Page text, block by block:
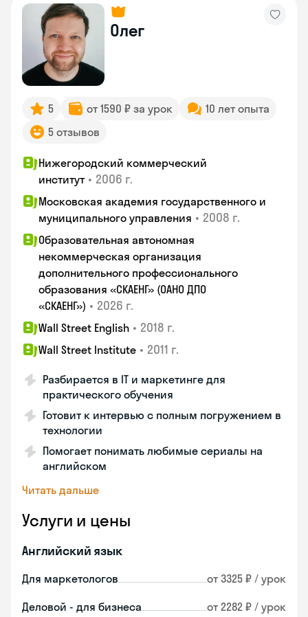
Олег
5 от 1590 ₽ за урок
10 лет опыта
5 отзывов
Нижегородский коммерческий
институт • 2006 г.
Московская академия государственного и
муниципального управления • 2008 г.
Образовательная автономная
некоммерческая организация
дополнительного профессионального
образования «СКАЕНГ» (ОАНО ДПО
«СКАЕНГ») • 2026 г.
Wall Street English • 2018 г.
Wall Street Institute • 2011 г.
Разбирается в IT и маркетинге для
практического обучения
Готовит к интервью с полным погружением в
технологии
Помогает понимать любимые сериалы на
английском
Читать дальше
Услуги и цены
Английский язык
Для маркетологов от 3325 ₽ / урок
Деловой - для бизнеса от 2282 ₽ / урок